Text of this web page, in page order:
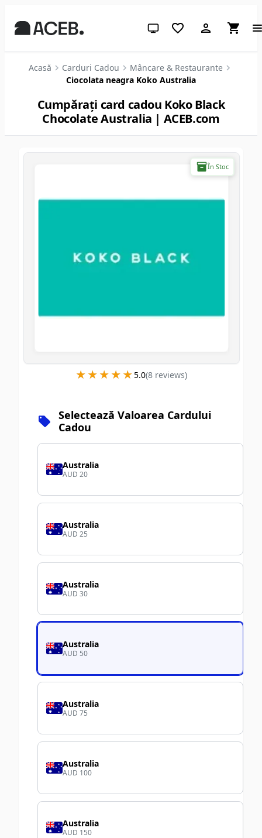
Temă sistem (apasă pentru
Acasă Carduri Cadou
Mâncare & Restaurante
Ciocolata neagra Koko Australia
Cumpărați card cadou Koko Black
Chocolate Australia | ACEB.com
În Stoc
★★★★★
★★★★★5.0(8reviews)
Selectează Valoarea Cardului
Cadou
Australia
AUD 20
Australia
AUD 25
Australia
AUD 30
Australia
AUD 50
Australia
AUD 75
Australia
AUD 100
Australia
AUD 150